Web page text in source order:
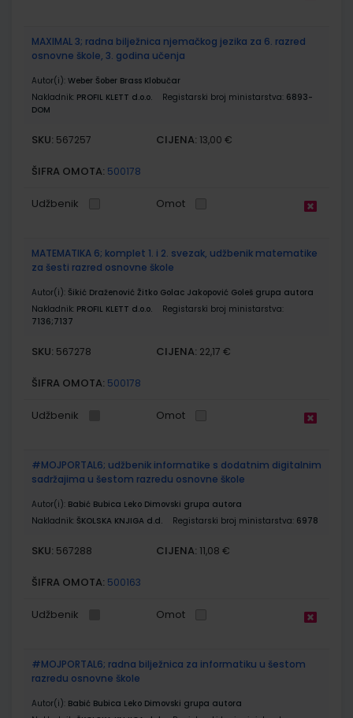
MAXIMAL 3; radna bilježnica njemačkog jezika za 6. razred
osnovne škole, 3. godina učenja
Autor(i): Weber Šober Brass Klobučar
Nakladnik: PROFIL KLETT d.o.o. Registarski broj ministarstva: 6893-
DOM
SKU: 567257 CIJENA: 13,00 €
ŠIFRA OMOTA: 500178
Udžbenik Omot
MATEMATIKA 6; komplet 1. i 2. svezak, udžbenik matematike
za šesti razred osnovne škole
Autor(i): Šikić Draženović Žitko Golac Jakopović Goleš grupa autora
Nakladnik: PROFIL KLETT d.o.o.
Registarski broj ministarstva:
7136;7137
SKU: 567278 CIJENA: 22,17 €
ŠIFRA OMOTA: 500178
Udžbenik Omot
#MOJPORTAL6; udžbenik informatike s dodatnim digitalnim
sadržajima u šestom razredu osnovne škole
Autor(i): Babić Bubica Leko Dimovski grupa autora
Nakladnik: ŠKOLSKA KNJIGA d.d. Registarski broj ministarstva: 6978
SKU: 567288 CIJENA: 11,08 €
ŠIFRA OMOTA: 500163
Udžbenik Omot
#MOJPORTAL6; radna bilježnica za informatiku u šestom
razredu osnovne škole
Autor(i): Babić Bubica Leko Dimovski grupa autora